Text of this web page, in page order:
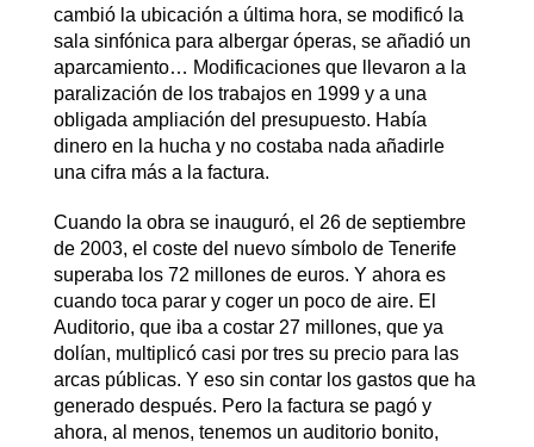
cambió la ubicación a última hora, se modificó la
sala sinfónica para albergar óperas, se añadió un
aparcamiento… Modificaciones que llevaron a la
paralización de los trabajos en 1999 y a una
obligada ampliación del presupuesto. Había
dinero en la hucha y no costaba nada añadirle
una cifra más a la factura.
Cuando la obra se inauguró, el 26 de septiembre
de 2003, el coste del nuevo símbolo de Tenerife
superaba los 72 millones de euros. Y ahora es
cuando toca parar y coger un poco de aire. El
Auditorio, que iba a costar 27 millones, que ya
dolían, multiplicó casi por tres su precio para las
arcas públicas. Y eso sin contar los gastos que ha
generado después. Pero la factura se pagó y
ahora, al menos, tenemos un auditorio bonito,